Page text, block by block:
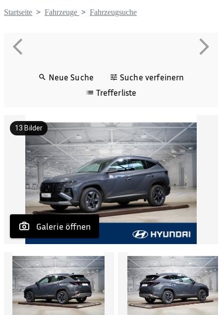
Startseite > Fahrzeuge > Fahrzeugsuche
Neue Suche
Suche verfeinern
Trefferliste
Galerie öffnen
13 Bilder